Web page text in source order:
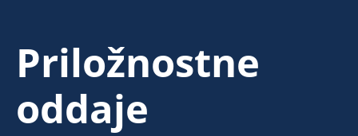
Priložnostne
oddaje